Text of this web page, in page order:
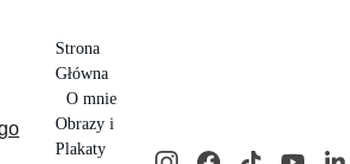
Strona
Główna
O mnie
Obrazy i
Plakaty